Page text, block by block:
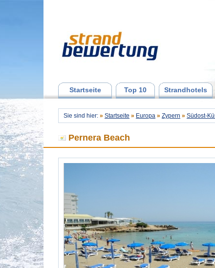
Startseite Top 10 Strandhotels
Sie sind hier: » Startseite » Europa » Zypern » Südost-
Pernera Beach